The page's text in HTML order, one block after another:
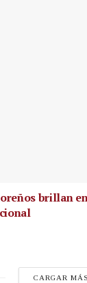
brillan
CARGAR MÁS